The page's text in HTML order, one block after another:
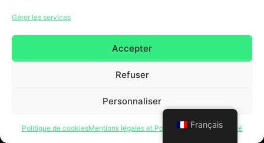
Gérer les services
Accepter
Refuser
Personnaliser
Politique de cookiesMentions légales et Politique de confidentialité
Français